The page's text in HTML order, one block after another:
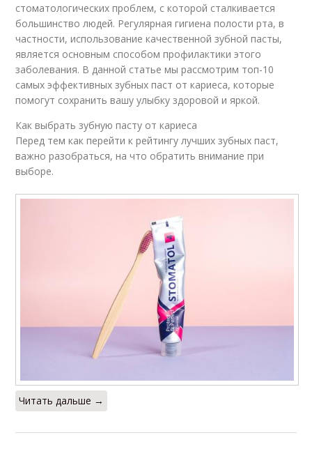
стоматологических проблем, с которой сталкивается
большинство людей. Регулярная гигиена полости рта, в
частности, использование качественной зубной пасты,
является основным способом профилактики этого
заболевания. В данной статье мы рассмотрим топ-10
самых эффективных зубных паст от кариеса, которые
помогут сохранить вашу улыбку здоровой и яркой.
Как выбрать зубную пасту от кариеса
Перед тем как перейти к рейтингу лучших зубных паст,
важно разобраться, на что обратить внимание при
выборе.
Читать дальше →